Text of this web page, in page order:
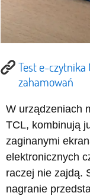
Test e-czytnika
zahamowań
W urządzeniach
TCL, kombinują
zaginanymi
elektronicznych
raczej nie zajdą.
nagranie